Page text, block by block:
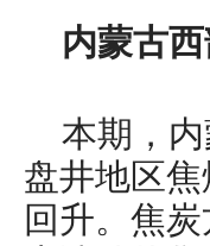
内蒙古
本期，
盘井地区
回升。焦